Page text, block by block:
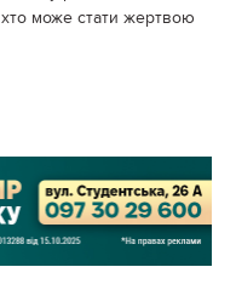
може стати жертвою